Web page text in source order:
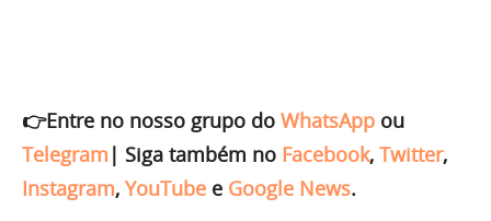
👉Entre no nosso grupo do WhatsApp ou
Telegram | Siga também no Facebook, Twitter,
Instagram, YouTube e Google News.